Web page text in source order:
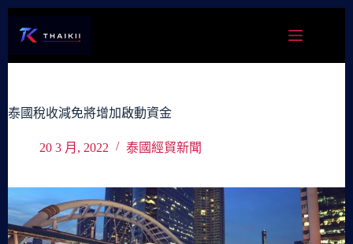
容
泰國稅收減免將增加啟動資金
20 3 月, 2022 泰國經貿新聞